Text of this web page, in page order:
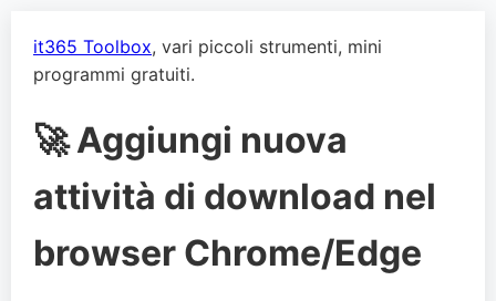
it365 Toolbox, vari piccoli strumenti, mini
programmi gratuiti.
🚀 Aggiungi nuova
attività di download nel
browser Chrome/Edge